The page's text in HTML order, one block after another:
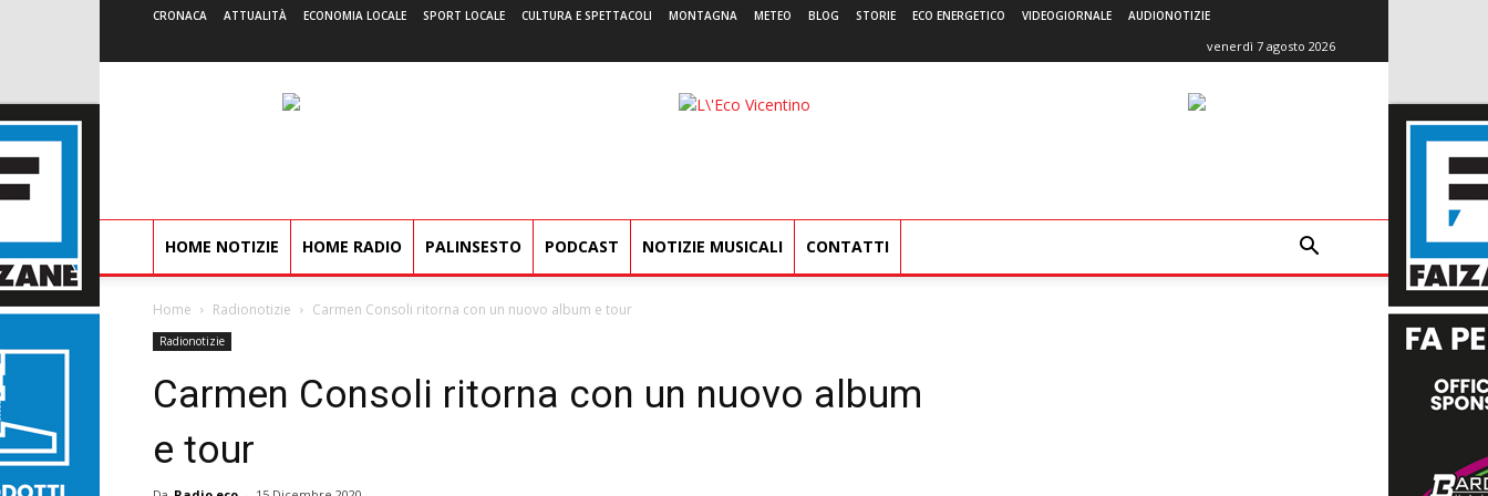
CRONACA ATTUALITÀ ECONOMIA LOCALE SPORT LOCALE CULTURA E SPETTACOLI MONTAGNA METEO BLOG STORIE ECO ENERGETICO VIDEOGIORNALE AUDIONOTIZIE
venerdì 7 agosto 2026
L'Eco
HOME NOTIZIE HOME RADIO PALINSESTO PODCAST NOTIZIE MUSICALI CONTATTI
Home Radionotizie Carmen Consoli ritorna con un nuovo album e tour
Radionotizie
Carmen Consoli ritorna con un nuovo album
e tour